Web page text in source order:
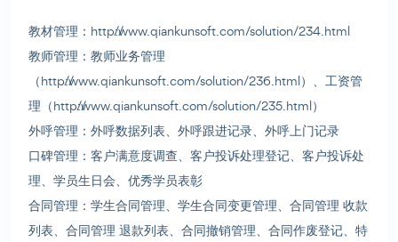
教材管理：http://www.qiankunsoft.com/solution/234.html
教师管理：教师业务管理
（http://www.qiankunsoft.com/solution/236.html）、工资管
理（http://www.qiankunsoft.com/solution/235.html）
外呼管理：外呼数据列表、外呼跟进记录、外呼上门记录
口碑管理 ：客户满意度调查、客户投诉处理登记、客户投诉处
理、学员生日会、优秀学员表彰
合同管理 ：学生合同管理、学生合同变更管理、合同管理 收款
列表、合同管理 退款列表、合同撤销管理、合同作废登记、特